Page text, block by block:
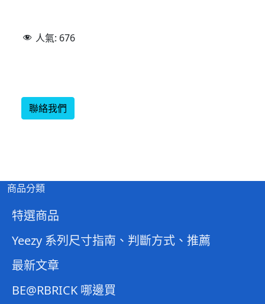
人氣: 676
聯絡我們
商品分類
特選商品
Yeezy 系列尺寸指南、判斷方式、推薦
最新文章
BE@RBRICK 哪邊買